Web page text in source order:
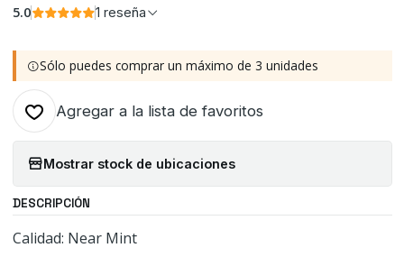
5.0 1 reseña
Sólo puedes comprar un máximo de 3 unidades
Agregar a la lista de favoritos
Mostrar stock de ubicaciones
DESCRIPCIÓN
Calidad: Near Mint